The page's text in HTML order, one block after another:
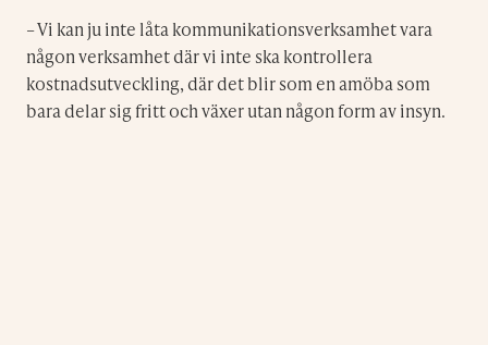
– Vi kan ju inte låta kommunikationsverksamhet vara
någon verksamhet där vi inte ska kontrollera
kostnadsutveckling, där det blir som en amöba som
bara delar sig fritt och växer utan någon form av insyn.